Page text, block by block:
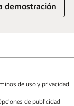
demostración
de uso y privacidad
de publicidad